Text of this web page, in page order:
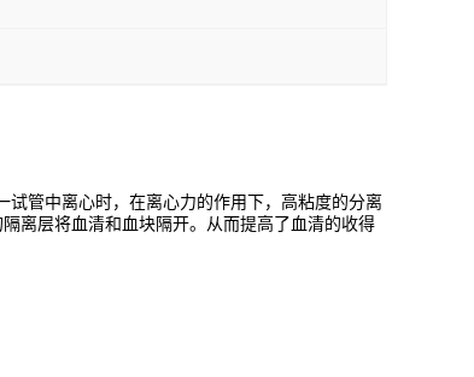
管中离心时，在离心力的作用下，高粘度的分离
离层将血清和血块隔开。从而提高了血清的收得